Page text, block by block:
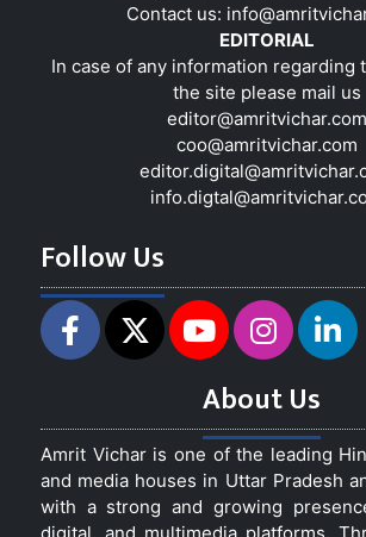
Contact us:
EDITORIAL
In case of any information regarding
the site please mail us
editor@amritvichar.com
coo@amritvichar.com
Follow Us
About Us
Amrit Vichar is one of the leading
and media houses in Uttar Pradesh
with a strong and growing
digital, and multimedia platforms.